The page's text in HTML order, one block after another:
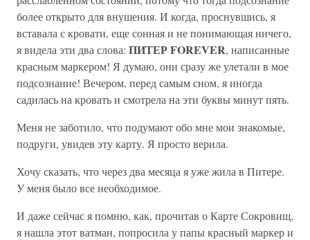
более открыто для внушения. И когда, проснувшись, я
вставала с кровати, еще сонная и не понимающая ничего,
я видела эти два слова: ПИТЕР FOREVER, написанные
красным маркером! Я думаю, они сразу же улетали в мое
подсознание! Вечером, перед самым сном, я иногда
садилась на кровать и смотрела на эти буквы минут пять.
Меня не заботило, что подумают обо мне мои знакомые,
подруги, увидев эту карту. Я просто верила.
Хочу сказать, что через два месяца я уже жила в Питере.
У меня было все необходимое.
И даже сейчас я помню, как, прочитав о Карте Сокровищ,
я нашла этот ватман, попросила у папы красный маркер и